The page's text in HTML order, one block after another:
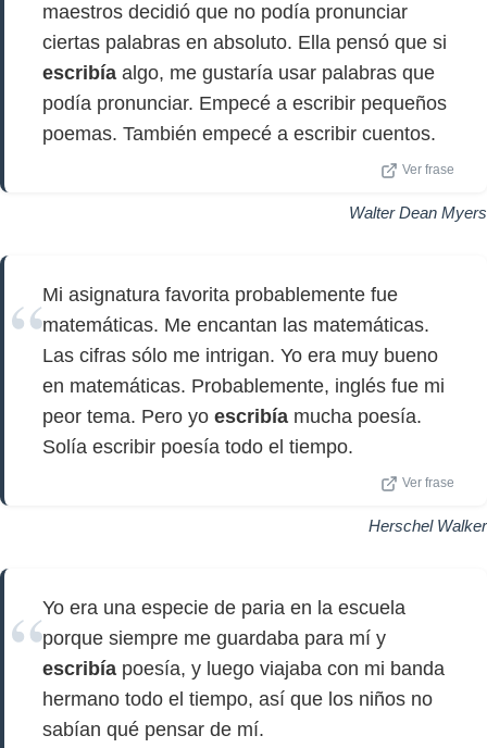
maestros decidió que no podía pronunciar
ciertas palabras en absoluto. Ella pensó que si
escribía algo, me gustaría usar palabras que
podía pronunciar. Empecé a escribir pequeños
poemas. También empecé a escribir cuentos.
Ver frase
Walter Dean Myers
Mi asignatura favorita probablemente fue
matemáticas. Me encantan las matemáticas.
Las cifras sólo me intrigan. Yo era muy bueno
en matemáticas. Probablemente, inglés fue mi
peor tema. Pero yo escribía mucha poesía.
Solía escribir poesía todo el tiempo.
Ver frase
Herschel Walker
Yo era una especie de paria en la escuela
porque siempre me guardaba para mí y
escribía poesía, y luego viajaba con mi banda
hermano todo el tiempo, así que los niños no
sabían qué pensar de mí.